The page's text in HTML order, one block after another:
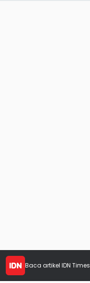
Baca artikel IDN Times